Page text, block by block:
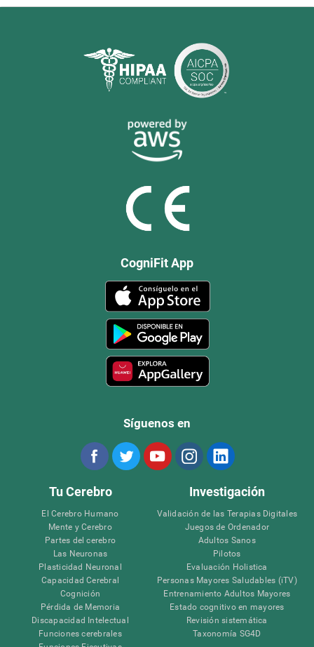
CogniFit App
Síguenos en
Tu Cerebro
El Cerebro Humano
Mente y Cerebro
Partes del cerebro
Las Neuronas
Plasticidad Neuronal
Capacidad Cerebral
Cognición
Pérdida de Memoria
Discapacidad Intelectual
Funciones cerebrales
Investigación
Validación de las Terapias Digitales
Juegos de Ordenador
Adultos Sanos
Pilotos
Evaluación Holistica
Personas Mayores Saludables (iTV)
Entrenamiento Adultos Mayores
Estado cognitivo en mayores
Revisión sistemática
Taxonomía SG4D